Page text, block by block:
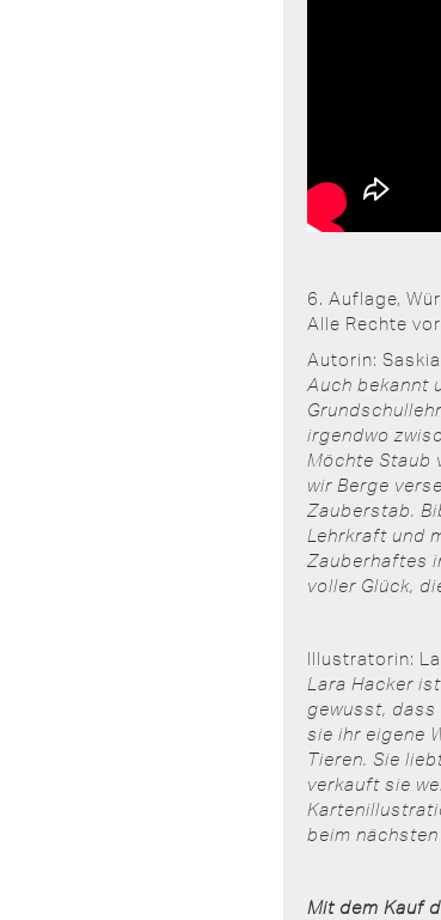
6. Auflage,
Alle Rechte
Autorin:
Auch bekannt
irgendwo
Möchte Staub
wir Berge
Zauberstab.
Lehrkraft und
Zauberhaftes
voller Glück,
Illustratorin:
Lara Hacker
gewusst,
sie ihr eigene
Tieren. Sie
verkauft sie
beim
Mit dem Kauf